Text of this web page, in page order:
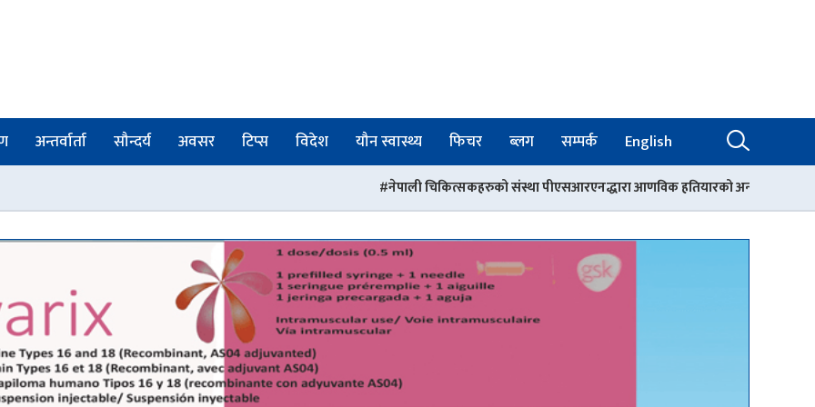
अन्तर्वार्ता सौन्दर्य अवसर टिप्स विदेश यौन स्वास्थ्य फिचर ब्लग सम्पर्क English
नेपाली चिकित्सकहरुको संस्था पीएसआरएनद्धारा आणविक हतियारको अन्त्यका लागि विश्वव्यापी एकताको आह्वान